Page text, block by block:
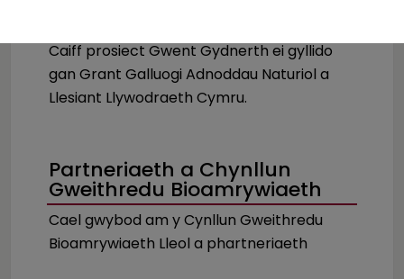
Caiff prosiect Gwent Gydnerth ei gyllido
gan Grant Galluogi Adnoddau Naturiol a
Llesiant Llywodraeth Cymru.
Partneriaeth a Chynllun
Gweithredu Bioamrywiaeth
Cael gwybod am y Cynllun Gweithredu
Bioamrywiaeth Lleol a phartneriaeth